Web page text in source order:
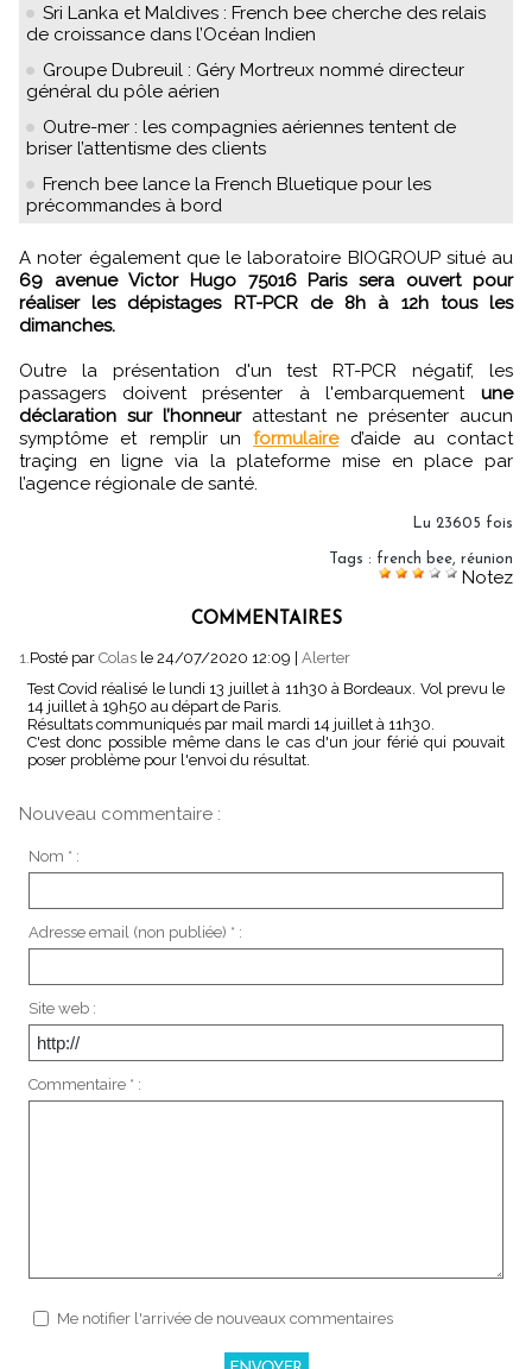
Sri Lanka et Maldives : French bee cherche des relais
de croissance dans l’Océan Indien
Groupe Dubreuil : Géry Mortreux nommé directeur
général du pôle aérien
Outre-mer : les compagnies aériennes tentent de
briser l’attentisme des clients
French bee lance la French Bluetique pour les
précommandes à bord
A noter également que le laboratoire BIOGROUP situé au
69 avenue Victor Hugo 75016 Paris sera ouvert pour
réaliser les dépistages RT-PCR de 8h à 12h tous les
dimanches.
Outre la présentation d'un test RT-PCR négatif, les
passagers doivent présenter à l'embarquement une
déclaration sur l’honneurattestant ne présenter aucun
symptôme et remplir unformulaired’aide au contact
traçing en ligne via la plateforme mise en place par
l’agence régionale de santé.
Lu 23605 fois
Tags : french bee, réunion
Notez
COMMENTAIRES
1. Posté par Colas le 24/07/2020 12:09 | Alerter
Test Covid réalisé le lundi 13 juillet à 11h30 à Bordeaux. Vol prevu le
14 juillet à 19h50 au départ de Paris.
Résultats communiqués par mail mardi 14 juillet à 11h30.
C'est donc possible même dans le cas d'un jour férié qui pouvait
poser problème pour l'envoi du résultat.
Nouveau commentaire :
Nom * :
Adresse email (non publiée) * :
Site web :
Commentaire * :
Me notifier l'arrivée de nouveaux commentaires